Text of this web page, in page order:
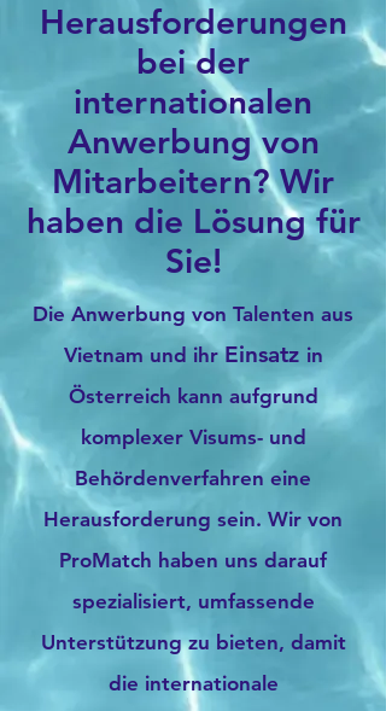
Herausforderungen
bei der
internationalen
Anwerbung von
Mitarbeitern? Wir
haben die Lösung für
Sie!
Die Anwerbung von Talenten aus
Vietnam und ihrEinsatz in
Österreich kann aufgrund
komplexer Visums- und
Behördenverfahren eine
Herausforderung sein. Wir von
ProMatch haben uns darauf
spezialisiert, umfassende
Unterstützung zu bieten, damit
die internationale